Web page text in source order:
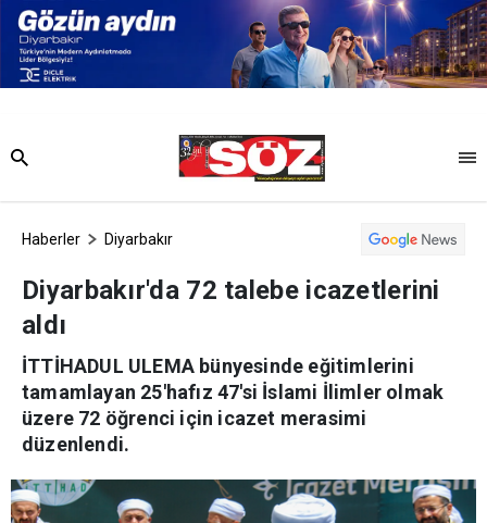
Haberler Diyarbakır
Diyarbakır'da 72 talebe icazetlerini
aldı
İTTİHADUL ULEMA bünyesinde eğitimlerini
tamamlayan 25'hafız 47'si İslami İlimler olmak
üzere 72 öğrenci için icazet merasimi
düzenlendi.